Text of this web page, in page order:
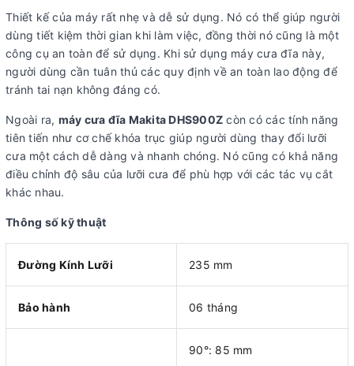
Thiết kế của máy rất nhẹ và dễ sử dụng. Nó có thể giúp người
dùng tiết kiệm thời gian khi làm việc, đồng thời nó cũng là một
công cụ an toàn để sử dụng. Khi sử dụng máy cưa đĩa này,
người dùng cần tuân thủ các quy định về an toàn lao động để
tránh tai nạn không đáng có.
Ngoài ra, máy cưa đĩa Makita DHS900Z còn có các tính năng
tiên tiến như cơ chế khóa trục giúp người dùng thay đổi lưỡi
cưa một cách dễ dàng và nhanh chóng. Nó cũng có khả năng
điều chỉnh độ sâu của lưỡi cưa để phù hợp với các tác vụ cắt
khác nhau.
Thông số kỹ thuật
Đường Kính Lưỡi 235 mm
Bảo hành 06 tháng
90°: 85 mm